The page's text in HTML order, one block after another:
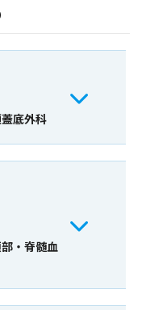
底外科
・脊髄血